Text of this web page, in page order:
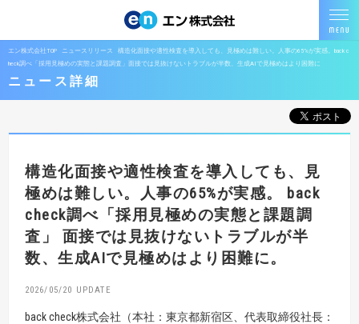
エン株式会社TOP ニュースリリース
構造化面接や適性検査を導入しても、見極めは難しい。人事の65%が実感。back c
heck調べ「採用見極めの実態と課題調査」面接では見抜けないトラブルが半数、生成AIで見極めはより困難に
ニュース詳細
構造化面接や適性検査を導入しても、見
極めは難しい。人事の65%が実感。 back
check調べ「採用見極めの実態と課題調
査」 面接では見抜けないトラブルが半
数、生成AIで見極めはより困難に。
2026/05/20
back check株式会社（本社：東京都新宿区、代表取締役社長：